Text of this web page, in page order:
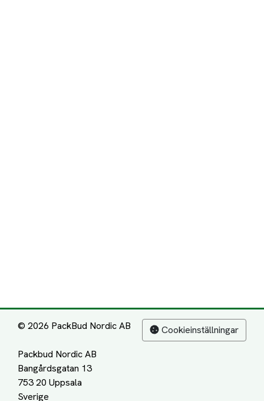
© 2026 PackBud Nordic AB
Packbud Nordic AB
Bangårdsgatan 13
753 20 Uppsala
Cookieinställningar